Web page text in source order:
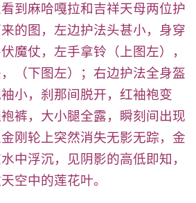
到麻哈嘎拉和吉祥天母两位护
的图，左边护法头甚小，身穿
魔仗，左手拿铃（上图左），
（下图左）；右边护法全身盔
小，刹那间脱开，红袖袍变
裤，大小腿全露，瞬刻间出现
刚轮上突然消失无影无踪，金
中浮沉，见阴影的高低即知，
空中的莲花叶。